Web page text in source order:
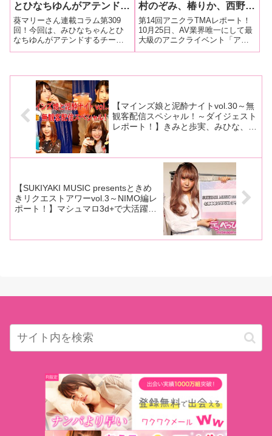
とひなちゆんがアテンドす
るチーム最強属性のオフ会
現場をレポート！
葵マリーさん連載コラム第309
回！今回は、みひなちゃんとひ
なちゆんがアテンドするチーム
最強属性のオフ会現場をレポー
2024年の台湾TAEのイベントか
ら帰って来て「ランチ行こうね
村のぞみ、椿りか、西野絵
美、由良かな、望月つぼ
み、天馬ゆい、ひなちゆ
ん、かさいあみがセクシー
コスプレで魅了！ 撮影会
らしたアニクラに！
第14回アニクラTMAレポート！
10月25日、AV業界唯一にして最
大級のアニクライベント「アニ
クラTMA14～今年はキラキラを
CAMELOTで盛大に開催されまし
【マインズ娘と泥酔ナイトvol.30～無
観客配信スペシャル！～ダイジェスト
レポート！】きみと歩実、みひな、瀬
スタンス乾杯で視聴者と盛り上がる！
【SUKIYAKI MUSIC presentsときめ
きリクエストアワーvol.3～NIMO編レ
ポート！】マシュマロ3d+で大活躍の
上がり！